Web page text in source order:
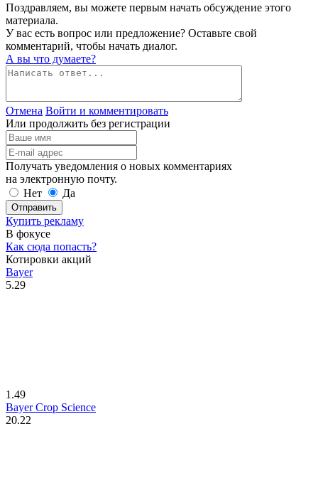
Поздравляем, вы можете первым начать обсуждение этого
материала.
У вас есть вопрос или предложение? Оставьте свой
комментарий, чтобы начать диалог.
А вы что думаете?
Отмена Войти и комментировать
Или продолжить без регистрации
Получать уведомления о новых комментариях
на электронную почту.
Нет
Да
Отправить
Купить рекламу
В фокусе
Как сюда попасть?
Котировки акций
Bayer
5.29
1.49
Bayer Crop Science
20.22